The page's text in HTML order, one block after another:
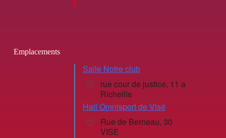
Emplacements
Salle Notre club
rue cour de justice, 11 a
Richellle
Hall Omnisport de Visé
Rue de Berneau, 30
VISE